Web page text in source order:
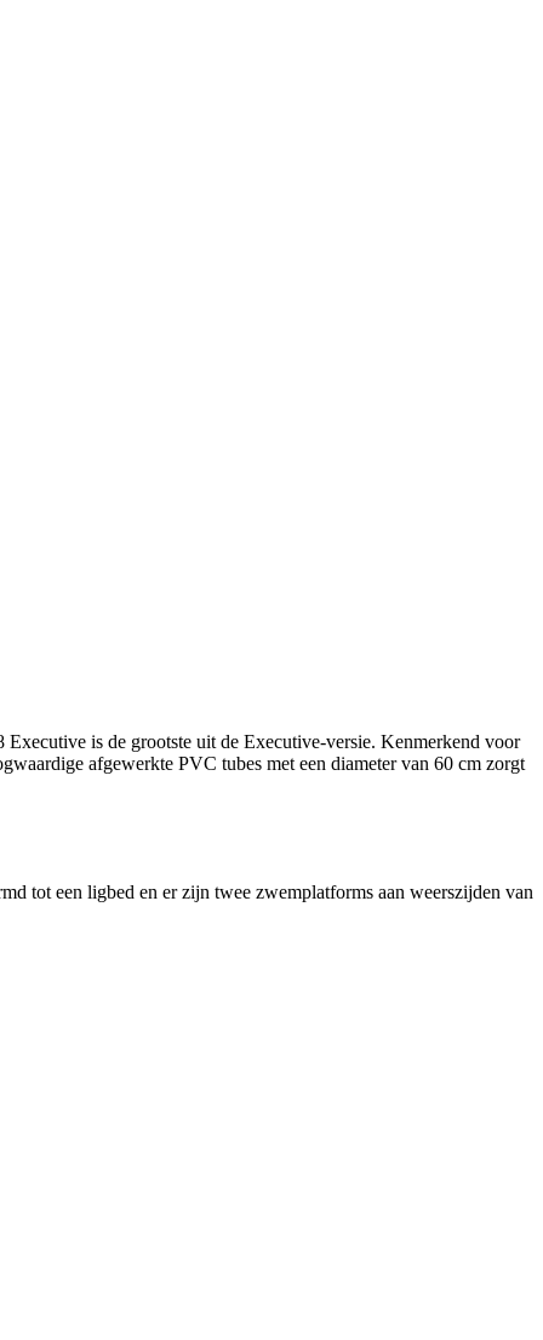
is de grootste uit de Executive-versie. Kenmerkend voor
afgewerkte PVC tubes met een diameter van 60 cm zorgt
tot een ligbed en er zijn twee zwemplatforms aan weerszijden van